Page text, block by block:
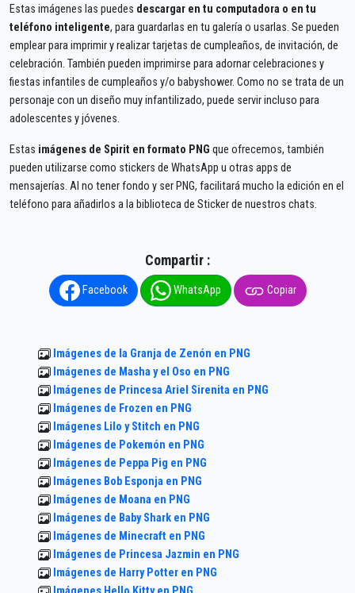
Estas imágenes las puedes descargar en tu computadora o en tu
teléfono inteligente, para guardarlas en tu galería o usarlas. Se pueden
emplear para imprimir y realizar tarjetas de cumpleaños, de invitación, de
celebración. También pueden imprimirse para adornar celebraciones y
fiestas infantiles de cumpleaños y/o babyshower. Como no se trata de un
personaje con un diseño muy infantilizado, puede servir incluso para
adolescentes y jóvenes.
Estas imágenes de Spirit en formato PNG que ofrecemos, también
pueden utilizarse como stickers de WhatsApp u otras apps de
mensajerías. Al no tener fondo y ser PNG, facilitará mucho la edición en el
teléfono para añadirlos a la biblioteca de Sticker de nuestros chats.
Compartir :
Facebook WhatsApp Copiar
Imágenes de la Granja de Zenón en PNG
Imágenes de Masha y el Oso en PNG
Imágenes de Princesa Ariel Sirenita en PNG
Imágenes de Frozen en PNG
Imágenes Lilo y Stitch en PNG
Imágenes de Pokemón en PNG
Imágenes de Peppa Pig en PNG
Imágenes Bob Esponja en PNG
Imágenes de Moana en PNG
Imágenes de Baby Shark en PNG
Imágenes de Minecraft en PNG
Imágenes de Princesa Jazmin en PNG
Imágenes de Harry Potter en PNG